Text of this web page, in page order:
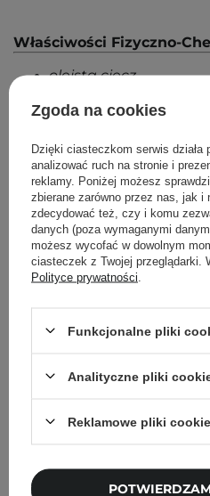
Właściwości Fizyczno-
oleista ciecz
barwa pomarańczowa
Pokaż więcej wpisów z Listopad
Newsletter
Pielęgnacyjne
beauty nowości -
Zgadzam się na
Zgoda na cookies
Dzięki ciasteczkom serwis działa
analizować ruch na stronie i
reklamy. Poniżej możesz
zbierane zarówno przez nas, jak i
zdecydować też, czy i komu
danych (poza wymaganymi
możesz wycofać w dowolnym
ciasteczek z Twojej przeglądarki.
Polityce prywatności
Funkcjonalne pliki
Analityczne pliki
Reklamowe pliki cookie